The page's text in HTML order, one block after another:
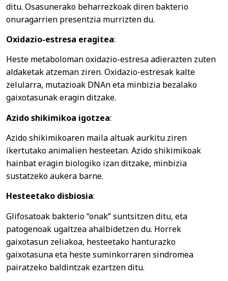
ditu. Osasunerako beharrezkoak diren bakterio
onuragarrien presentzia murrizten du.
Oxidazio-estresa eragitea:
Heste metaboloman oxidazio-estresa adierazten zuten
aldaketak atzeman ziren. Oxidazio-estresak kalte
zelularra, mutazioak DNAn eta minbizia bezalako
gaixotasunak eragin ditzake.
Azido shikimikoa igotzea:
Azido shikimikoaren maila altuak aurkitu ziren
ikertutako animalien hesteetan. Azido shikimikoak
hainbat eragin biologiko izan ditzake, minbizia
sustatzeko aukera barne.
Hesteetako disbiosia:
Glifosatoak bakterio “onak” suntsitzen ditu, eta
patogenoak ugaltzea ahalbidetzen du. Horrek
gaixotasun zeliakoa, hesteetako hanturazko
gaixotasuna eta heste suminkorraren sindromea
pairatzeko baldintzak ezartzen ditu.